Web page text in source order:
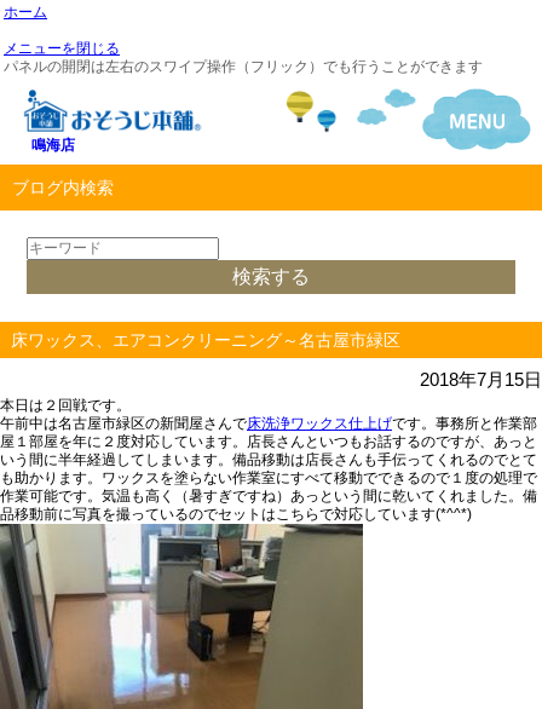
ホーム
メニューを閉じる
パネルの開閉は左右のスワイプ操作（フリック）でも行うことができます
鳴海店
ブログ内検索
床ワックス、エアコンクリーニング～名古屋市緑区
2018年7月15日
本日は２回戦です。
午前中は名古屋市緑区の新聞屋さんで床洗浄ワックス仕上げです。事務所と作業部
屋１部屋を年に２度対応しています。店長さんといつもお話するのですが、あっと
いう間に半年経過してしまいます。備品移動は店長さんも手伝ってくれるのでとて
も助かります。ワックスを塗らない作業室にすべて移動でできるので１度の処理で
作業可能です。気温も高く（暑すぎですね）あっという間に乾いてくれました。備
品移動前に写真を撮っているのでセットはこちらで対応しています(*^^*)